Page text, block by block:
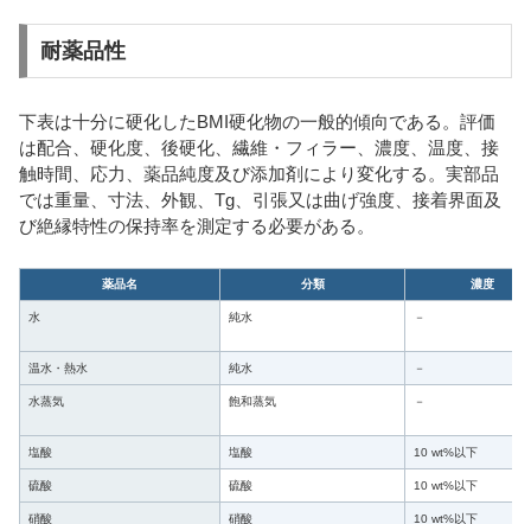
耐薬品性
下表は十分に硬化したBMI硬化物の一般的傾向である。評価
は配合、硬化度、後硬化、繊維・フィラー、濃度、温度、接
触時間、応力、薬品純度及び添加剤により変化する。実部品
では重量、寸法、外観、Tg、引張又は曲げ強度、接着界面及
び絶縁特性の保持率を測定する必要がある。
薬品名 分類 濃度
水 純水 －
温水・熱水 純水 －
水蒸気 飽和蒸気 －
塩酸 塩酸 10 wt%以下
硫酸 硫酸 10 wt%以下
硝酸 硝酸 10 wt%以下